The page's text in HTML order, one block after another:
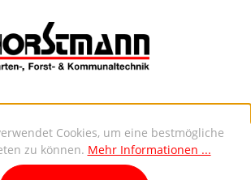
Cookies, um eine bestmögliche
zu können. Mehr Informationen ...